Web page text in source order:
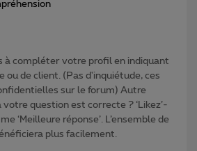
à compléter votre profil en indiquant
ou de client. (Pas d'inquiétude, ces
sur le forum) Autre
votre question est correcte ? ‘Likez’-
‘Meilleure réponse’. L’ensemble de
plus facilement.